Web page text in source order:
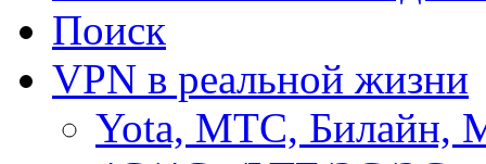
Поиск
VPN в реальной жизни
Yota, МТС, Билайн,